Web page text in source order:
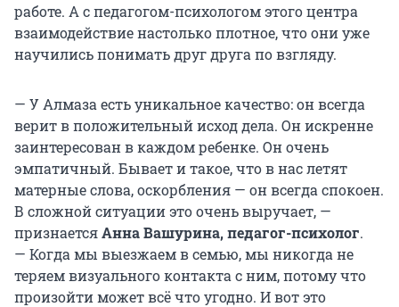
работе. А с педагогом-психологом этого центра
взаимодействие настолько плотное, что они уже
научились понимать друг друга по взгляду.
— У Алмаза есть уникальное качество: он всегда
верит в положительный исход дела. Он искренне
заинтересован в каждом ребенке. Он очень
эмпатичный. Бывает и такое, что в нас летят
матерные слова, оскорбления — он всегда спокоен.
В сложной ситуации это очень выручает, —
признаетсяАнна Вашурина, педагог-психолог.
— Когда мы выезжаем в семью, мы никогда не
теряем визуального контакта с ним, потому что
произойти может всё что угодно. И вот это